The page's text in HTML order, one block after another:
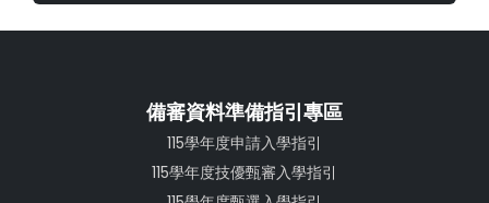
備審資料準備指引專區
115學年度申請入學指引
115學年度技優甄審入學指引